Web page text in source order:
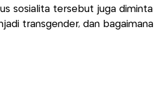
sosialita tersebut juga diminta
transgender, dan bagaimana